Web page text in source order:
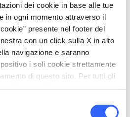
dei cookie in base alle tue
in ogni momento attraverso il
presente nel footer del
con un click sulla X in alto
navigazione e saranno
i soli cookie strettamente
di questo sito. Per tutti gli
expand_more